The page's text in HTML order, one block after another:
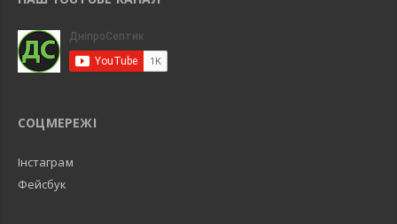
СОЦМЕРЕЖІ
Інстаграм
Фейсбук